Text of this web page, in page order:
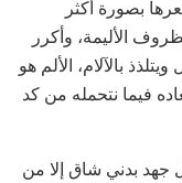
بصورة أكثر
الأليمة، وأكرر
بالآلام، الألم هو
فيما نتحمله من كد
بدني شاق إلا من